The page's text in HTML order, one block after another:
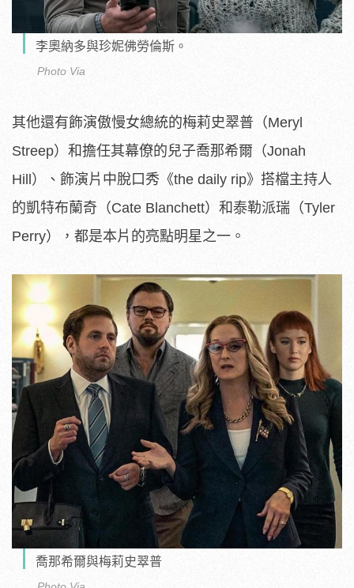
李奧納多與珍妮佛勞倫斯。
Photo Via
其他還有飾演傲慢女總統的梅莉史翠普（Meryl
Streep）和擔任其幕僚的兒子喬那希爾（Jonah
Hill）、飾演片中脫口秀《the daily rip》搭檔主持人
的凱特布蘭奇（Cate Blanchett）和泰勒派瑞（Tyler
Perry），都是本片的亮點明星之一。
喬那希爾與梅莉史翠普